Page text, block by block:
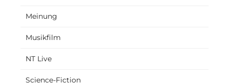
Meinung
Musikfilm
NT Live
Science-Fiction